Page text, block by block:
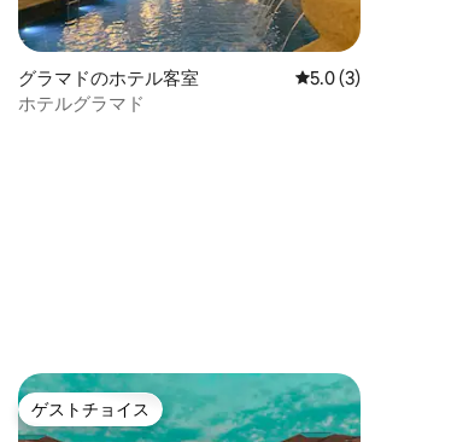
、5つ星中4.83つ星の平均評価
グラマドのホテル客室 レビュー3件、5つ
5.0 (3)
ホテルグラマド
ゲストチョイス
ゲストチョイス